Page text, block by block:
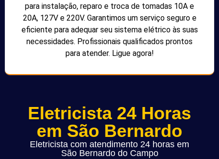
para instalação, reparo e troca de tomadas 10A e
20A, 127V e 220V. Garantimos um serviço seguro e
eficiente para adequar seu sistema elétrico às suas
necessidades. Profissionais qualificados prontos
para atender. Ligue agora!
Eletricista 24 Horas
em São Bernardo
Eletricista com atendimento 24 horas em
São Bernardo do Campo